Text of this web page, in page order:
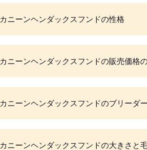
カニーンヘンダックスフンドの性格
カニーンヘンダックスフンドの販売価格
カニーンヘンダックスフンドのブリーダ
カニーンヘンダックスフンドの大きさと